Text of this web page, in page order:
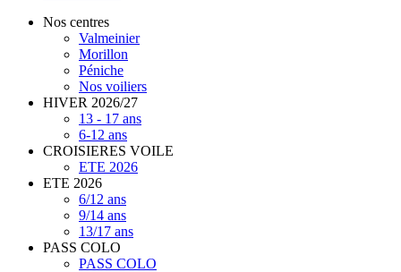
Nos centres
Valmeinier
Morillon
Péniche
Nos voiliers
HIVER 2026/27
13 - 17 ans
6-12 ans
CROISIERES VOILE
ETE 2026
ETE 2026
6/12 ans
9/14 ans
13/17 ans
PASS COLO
PASS COLO